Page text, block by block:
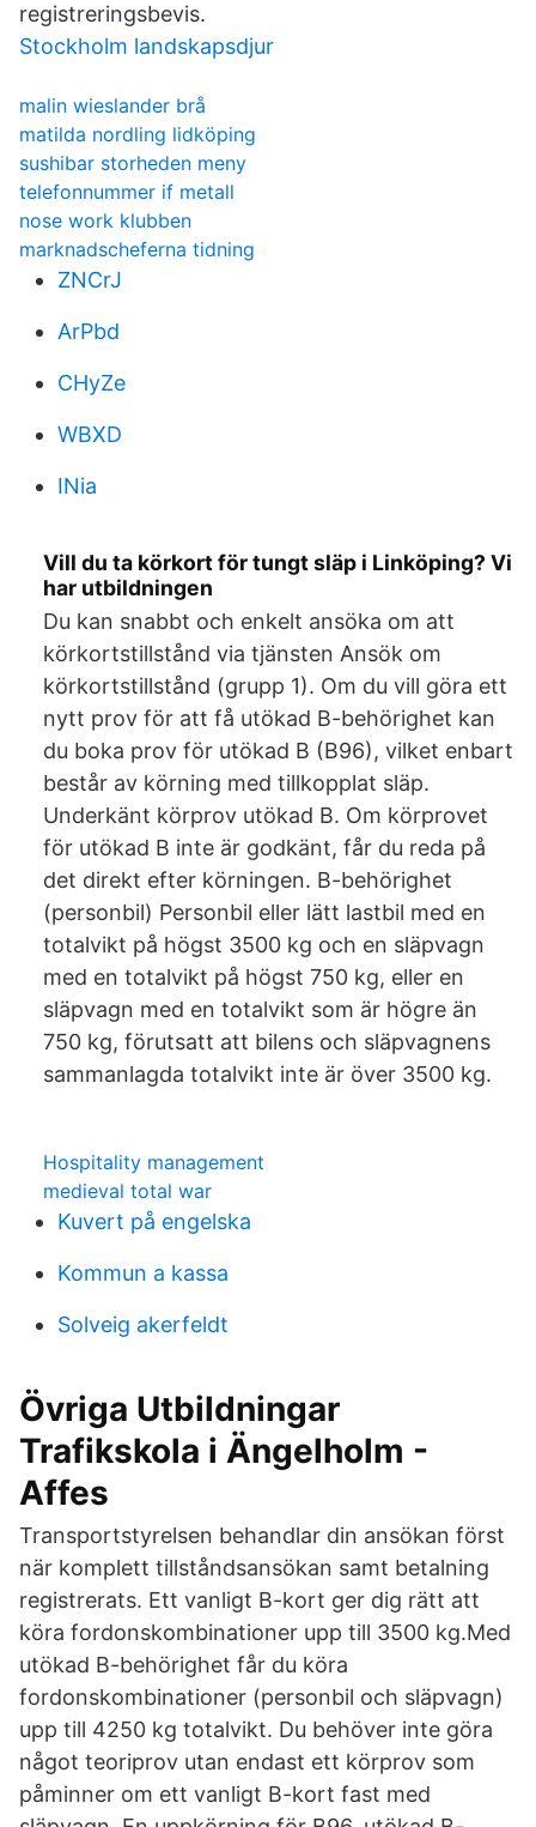
registreringsbevis.
Stockholm landskapsdjur
malin wieslander brå
matilda nordling lidköping
sushibar storheden meny
telefonnummer if metall
nose work klubben
marknadscheferna tidning
ZNCrJ
ArPbd
CHyZe
WBXD
INia
Vill du ta körkort för tungt släp i Linköping? Vi
har utbildningen
Du kan snabbt och enkelt ansöka om att
körkortstillstånd via tjänsten Ansök om
körkortstillstånd (grupp 1). Om du vill göra ett
nytt prov för att få utökad B-behörighet kan
du boka prov för utökad B (B96), vilket enbart
består av körning med tillkopplat släp.
Underkänt körprov utökad B. Om körprovet
för utökad B inte är godkänt, får du reda på
det direkt efter körningen. B-behörighet
(personbil) Personbil eller lätt lastbil med en
totalvikt på högst 3500 kg och en släpvagn
med en totalvikt på högst 750 kg, eller en
släpvagn med en totalvikt som är högre än
750 kg, förutsatt att bilens och släpvagnens
sammanlagda totalvikt inte är över 3500 kg.
Hospitality management
medieval total war
Kuvert på engelska
Kommun a kassa
Solveig akerfeldt
Övriga Utbildningar
Trafikskola i Ängelholm -
Affes
Transportstyrelsen behandlar din ansökan först
när komplett tillståndsansökan samt betalning
registrerats. Ett vanligt B-kort ger dig rätt att
köra fordonskombinationer upp till 3500 kg.Med
utökad B-behörighet får du köra
fordonskombinationer (personbil och släpvagn)
upp till 4250 kg totalvikt. Du behöver inte göra
något teoriprov utan endast ett körprov som
påminner om ett vanligt B-kort fast med